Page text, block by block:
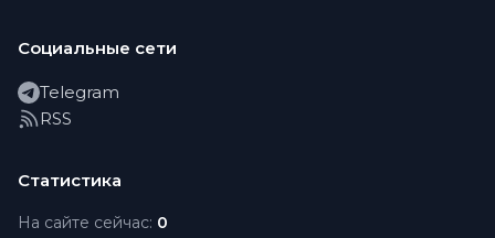
Социальные сети
Telegram
RSS
Статистика
На сайте сейчас: 0